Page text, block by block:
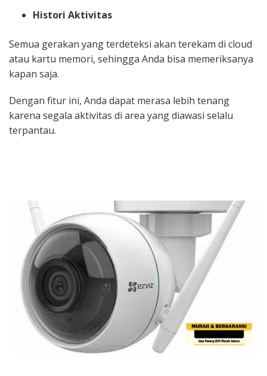
Histori Aktivitas
Semua gerakan yang terdeteksi akan terekam di cloud
atau kartu memori, sehingga Anda bisa memeriksanya
kapan saja.
Dengan fitur ini, Anda dapat merasa lebih tenang
karena segala aktivitas di area yang diawasi selalu
terpantau.